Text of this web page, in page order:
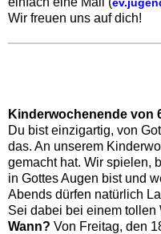
Wir freuen uns auf dich!
Kinderwochenende von
Du bist einzigartig, von
das. An unserem
gemacht hat. Wir spielen,
in Gottes Augen bist und
Abends dürfen natürlich
Sei dabei bei einem
Wann? Von Freitag, den